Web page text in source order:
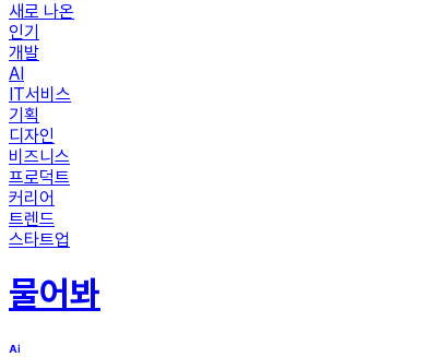
새로 나온
인기
개발
AI
IT서비스
기획
디자인
비즈니스
프로덕트
커리어
트렌드
스타트업
물어봐